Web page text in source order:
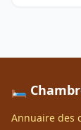
🛏️
Annuaire des